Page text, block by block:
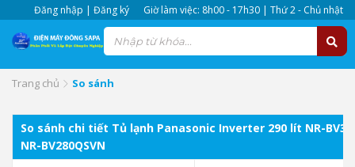
Đăng nhập | Đăng ký Giờ làm việc: 8h00 - 17h30 | Thứ 2 - Chủ nhật
Trang chủ So sánh
So sánh chi tiết Tủ lạnh Panasonic Inverter 290 lít NR-
NR-BV280QSVN